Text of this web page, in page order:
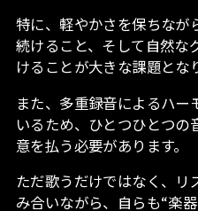
特に、軽やかさを保ちなが
続けること、そして自然な
けることが大きな課題とな
また、多重録音によるハ
いるため、ひとつひとつ
意を払う必要があります。
ただ歌うだけではなく、
み合いながら、自らも“楽